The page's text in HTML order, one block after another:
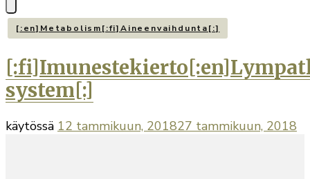
[:en]Metabolism[:fi]Aineenvaihdunta[:]
system[:]
käytössä 12 tammikuun, 201827 tammikuun, 2018